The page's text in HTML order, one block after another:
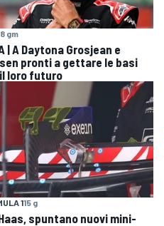
8 gm
| A Daytona Grosjean e
pronti a gettare le basi
loro futuro
115 g
spuntano nuovi mini-